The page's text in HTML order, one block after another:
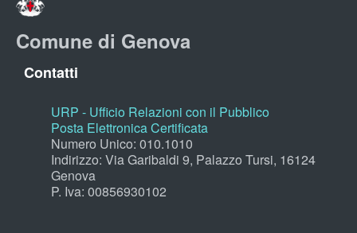
Comune di Genova
Contatti
URP - Ufficio Relazioni con il Pubblico
Posta Elettronica Certificata
Numero Unico: 010.1010
Indirizzo: Via Garibaldi 9, Palazzo Tursi, 16124
Genova
P. Iva: 00856930102